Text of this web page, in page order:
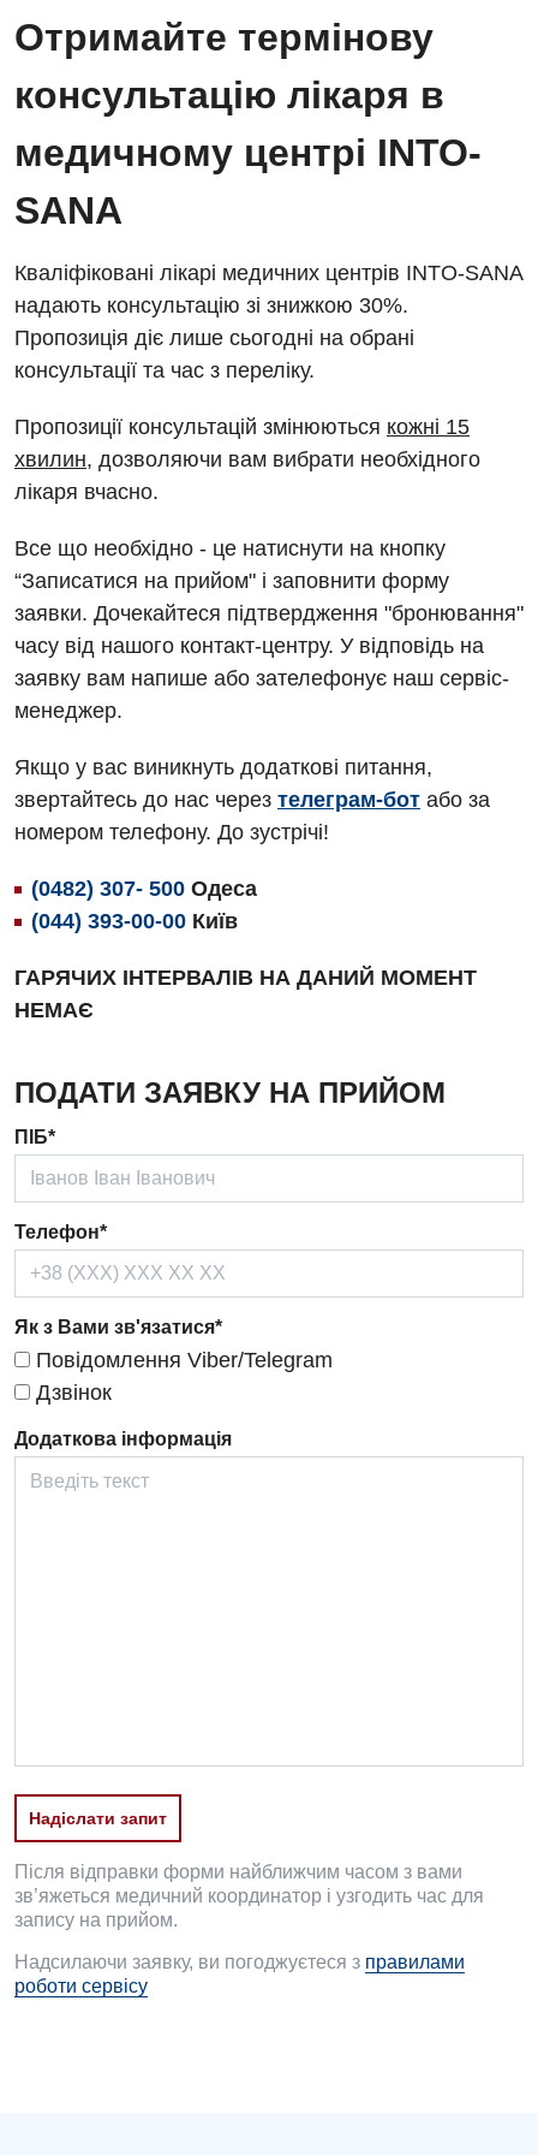
Відгуки
Відео
Діагностичне відділення
Комп’ютерна томографія
Магнітно-резонансна томографія
Мамографія
Нейросонографія
Рентгенографія
УЗД
Для дорослих
Акушерство і гінекологія
Андрологія
Безоплатні послуги
Відділення інтенсивної терапії
Відділення кардіосудинної патології та неврології
Відділення невідкладних станів
Гінекологічне відділення
Дерматовенерологія
Ендокринологія
Кардіологія
Кардіохірургія
Мамологія
Медична психологія
Неврологія
Нейрохірургія
Онкологічне відділлення
Оториноларингологія
Терапевтичне відділення
Терапія
Травматологічне відділення
Травматологія і ортопедія
Урологічне відділення
Відділення кардіосудинної патології та неврології
Відділення невідкладних станів
Відділення інтенсивної терапії
Гінекологічне відділення
Діагностичне відділення
Ендоскопічне відділення
Онкологічне відділлення
Офтальмологічне відділення
Педіатричне відділення
Травматологічне відділення
Урологічне відділення
Хірургічне відділення
Швидка медична допомога
Лікування гострого інфаркту
Національний скринінг здоров’я 40+
Українська
Російська
Отримайте термінову
консультацію лікаря в
медичному центрі INTO-
SANA
Кваліфіковані лікарі медичних центрів INTO-SANA
надають консультацію зі знижкою 30%.
Пропозиція діє лише сьогодні на обрані
консультації та час з переліку.
Пропозиції консультацій змінюються кожні 15
хвилин, дозволяючи вам вибрати необхідного
лікаря вчасно.
Все що необхідно - це натиснути на кнопку
“Записатися на прийом" і заповнити форму
заявки. Дочекайтеся підтвердження "бронювання"
часу від нашого контакт-центру. У відповідь на
заявку вам напише або зателефонує наш сервіс-
менеджер.
Якщо у вас виникнуть додаткові питання,
звертайтесь до нас через телеграм-бот або за
номером телефону. До зустрічі!
(0482) 307- 500 Одеса
(044) 393-00-00 Київ
ГАРЯЧИХ ІНТЕРВАЛІВ НА ДАНИЙ МОМЕНТ
НЕМАЄ
ПОДАТИ ЗАЯВКУ НА ПРИЙОМ
ПІБ*
Телефон*
Як з Вами зв'язатися*
Повідомлення Viber/Telegram
Дзвінок
Додаткова інформація
Надіслати запит
Після відправки форми найближчим часом з вами
зв’яжеться медичний координатор і узгодить час для
запису на прийом.
Надсилаючи заявку, ви погоджуєтеся з правилами
роботи сервісу